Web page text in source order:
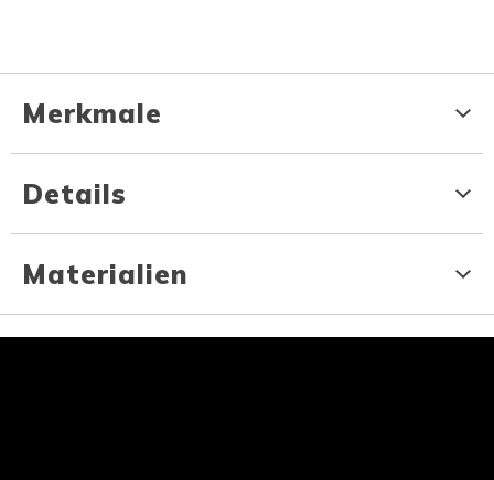
Merkmale
Details
Materialien